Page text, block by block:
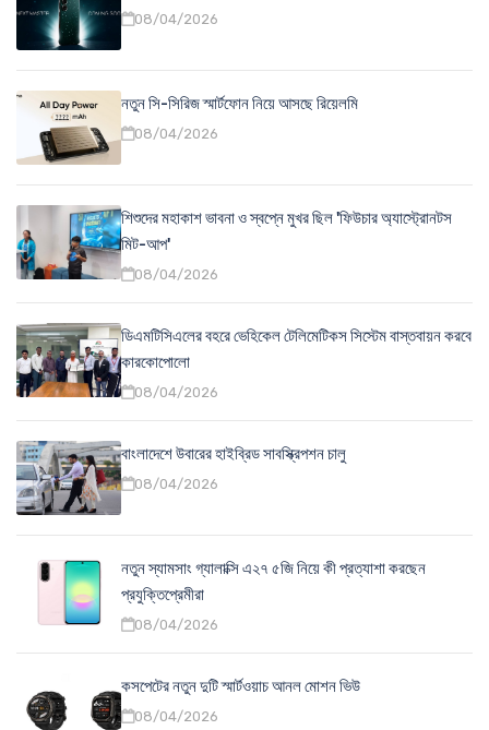
08/04/2026
নতুন সি-সিরিজ স্মার্টফোন নিয়ে আসছে রিয়েলমি
08/04/2026
শিশুদের মহাকাশ ভাবনা ও স্বপ্নে মুখর ছিল 'ফিউচার অ্যাস্ট্রোনটস
মিট-আপ'
08/04/2026
ডিএমটিসিএলের বহরে ভেহিকেল টেলিমেটিকস সিস্টেম বাস্তবায়ন করবে
কারকোপোলো
08/04/2026
বাংলাদেশে উবারের হাইব্রিড সাবস্ক্রিপশন চালু
08/04/2026
নতুন স্যামসাং গ্যালাক্সি এ২৭ ৫জি নিয়ে কী প্রত্যাশা করছেন
প্রযুক্তিপ্রেমীরা
08/04/2026
কসপেটের নতুন দুটি স্মার্টওয়াচ আনল মোশন ভিউ
08/04/2026